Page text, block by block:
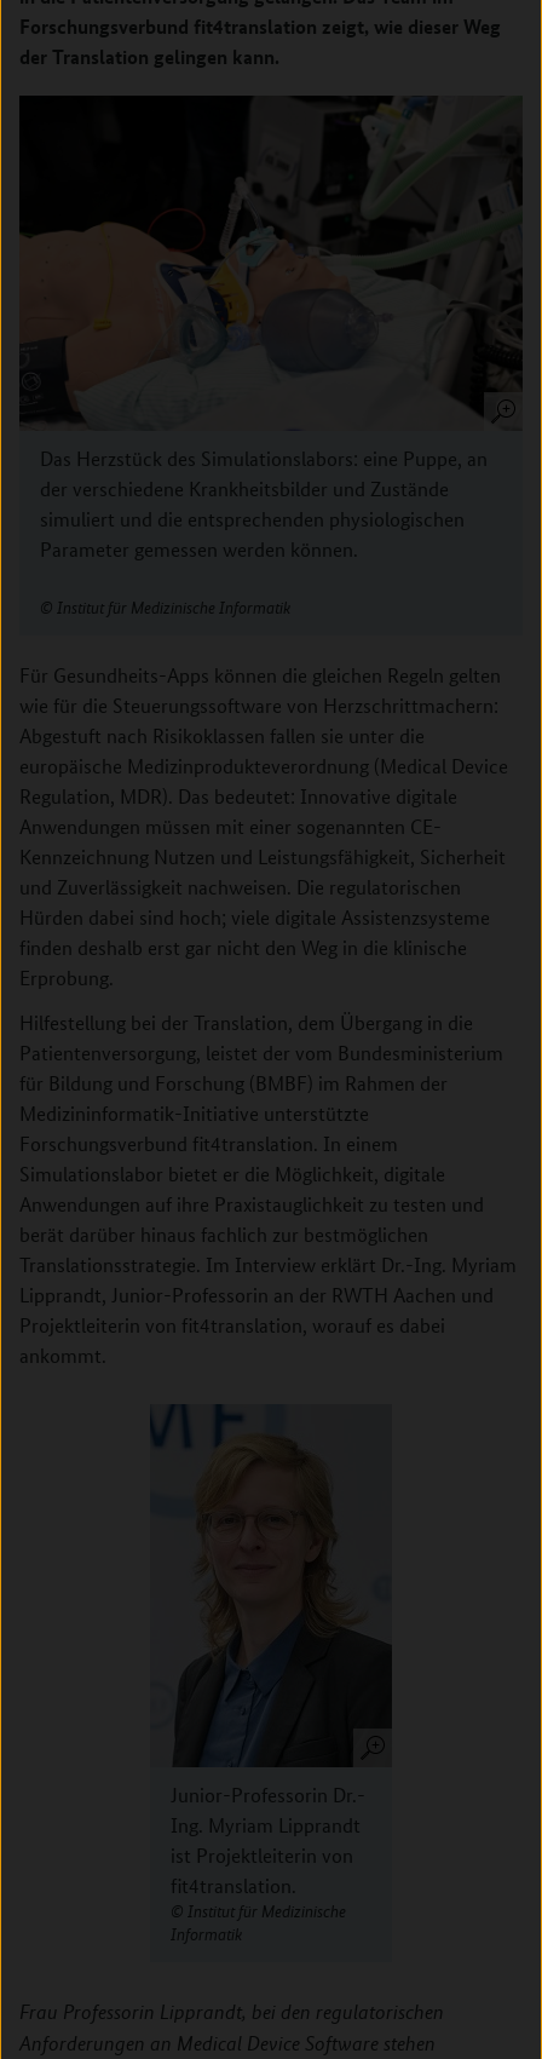
Forschungsverbund fit4translation zeigt, wie dieser Weg
der Translation gelingen kann.
Das Herzstück des Simulationslabors: eine Puppe, an
der verschiedene Krankheitsbilder und Zustände
simuliert und die entsprechenden physiologischen
Parameter gemessen werden können.
Institut für Medizinische Informatik
Für Gesundheits-Apps können die gleichen Regeln gelten
wie für die Steuerungssoftware von Herzschrittmachern:
Abgestuft nach Risikoklassen fallen sie unter die
europäische Medizinprodukteverordnung (Medical Device
Regulation, MDR). Das bedeutet: Innovative digitale
Anwendungen müssen mit einer sogenannten CE-
Kennzeichnung Nutzen und Leistungsfähigkeit, Sicherheit
und Zuverlässigkeit nachweisen. Die regulatorischen
Hürden dabei sind hoch; viele digitale Assistenzsysteme
finden deshalb erst gar nicht den Weg in die klinische
Erprobung.
Hilfestellung bei der Translation, dem Übergang in die
Patientenversorgung, leistet der vom Bundesministerium
für Bildung und Forschung (BMBF) im Rahmen der
Medizininformatik-Initiative unterstützte
Forschungsverbund fit4translation. In einem
Simulationslabor bietet er die Möglichkeit, digitale
Anwendungen auf ihre Praxistauglichkeit zu testen und
berät darüber hinaus fachlich zur bestmöglichen
Translationsstrategie. Im Interview erklärt Dr.-Ing. Myriam
Lipprandt, Junior-Professorin an der RWTH Aachen und
Projektleiterin von fit4translation, worauf es dabei
ankommt.
Junior­-Professorin Dr.-
Ing. Myriam Lipprandt
ist Projektleiterin von
fit4translation.
Institut für Medizinische
Informatik
Frau Professorin Lipprandt, bei den regulatorischen
Anforderungen an Medical Device Software stehen